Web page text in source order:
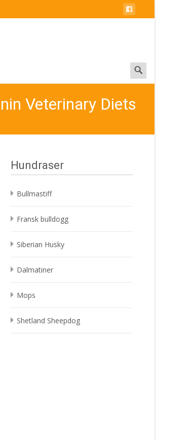
Search
for:
Veterinary Diets
Hundraser
Bullmastiff
Fransk bulldogg
Siberian Husky
Dalmatiner
Mops
Shetland Sheepdog